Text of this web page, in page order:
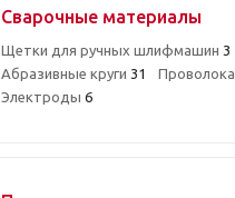
Сварочные материалы
Щетки для ручных шлифмашин 3
Абразивные круги 31 Проволока
Электроды 6